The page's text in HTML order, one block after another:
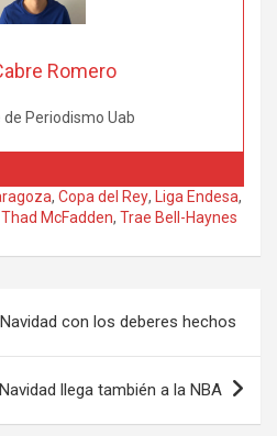
Romero
Periodismo Uab
, Copa del Rey, Liga Endesa,
Thad McFadden, Trae Bell-Haynes
con los deberes hechos
llega también a la NBA